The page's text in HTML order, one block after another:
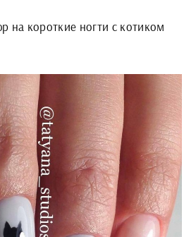
на короткие ногти с котиком